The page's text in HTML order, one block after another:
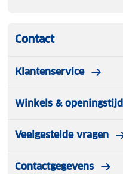
Contact
Klantenservice
Winkels &
Veelgestelde vragen
Contactgegevens